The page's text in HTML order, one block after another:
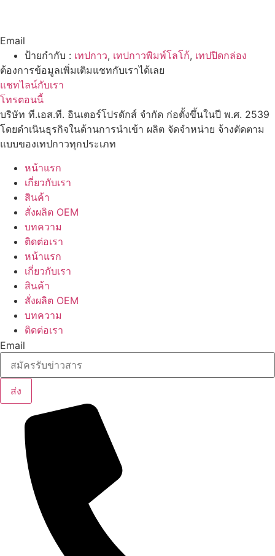
Email
ป้ายกำกับ : เทปกาว, เทปกาวพิมพ์โลโก้, เทปปิดกล่อง
ต้องการข้อมูลเพิ่มเติมแชทกับเราได้เลย
แชทไลน์กับเรา
โทรตอนนี้
บริษัท ที.เอส.ที. อินเตอร์โปรดักส์ จำกัด ก่อตั้งขึ้นในปี พ.ศ. 2539
โดยดำเนินธุรกิจในด้านการนำเข้า ผลิต จัดจำหน่าย จ้างตัดตาม
แบบของเทปกาวทุกประเภท
หน้าแรก
เกี่ยวกับเรา
สินค้า
สั่งผลิต OEM
บทความ
ติดต่อเรา
หน้าแรก
เกี่ยวกับเรา
สินค้า
สั่งผลิต OEM
บทความ
ติดต่อเรา
Email
ส่ง